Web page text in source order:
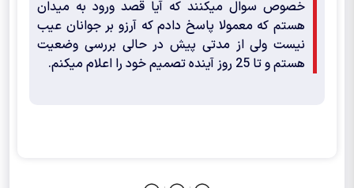
خصوص سوال می‎کنند که آیا قصد ورود به میدان
هستم که معمولا پاسخ دادم که آرزو بر جوانان عیب
نیست ولی از مدتی پیش در حالی بررسی وضعیت
هستم و تا 25 روز آینده تصمیم خود را اعلام می‎کنم.